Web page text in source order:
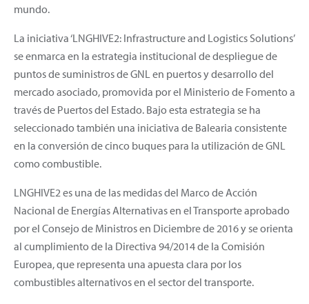
mundo.
La iniciativa ‘LNGHIVE2: Infrastructure and Logistics Solutions’
se enmarca en la estrategia institucional de despliegue de
puntos de suministros de GNL en puertos y desarrollo del
mercado asociado, promovida por el Ministerio de Fomento a
través de Puertos del Estado. Bajo esta estrategia se ha
seleccionado también una iniciativa de Balearia consistente
en la conversión de cinco buques para la utilización de GNL
como combustible.
LNGHIVE2 es una de las medidas del Marco de Acción
Nacional de Energías Alternativas en el Transporte aprobado
por el Consejo de Ministros en Diciembre de 2016 y se orienta
al cumplimiento de la Directiva 94/2014 de la Comisión
Europea, que representa una apuesta clara por los
combustibles alternativos en el sector del transporte.